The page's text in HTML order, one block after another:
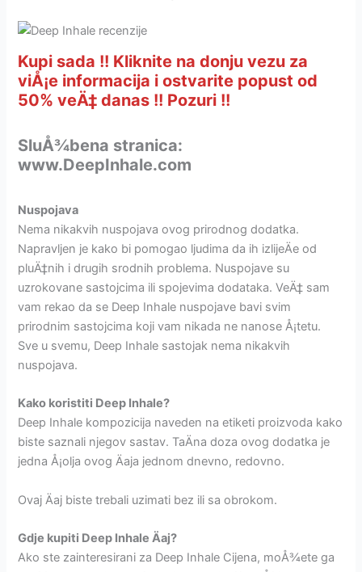
Kupi sada !! Kliknite na donju vezu za
viÅ¡e informacija i ostvarite popust od
50% veÄ‡ danas !! Pozuri !!
SluÅ¾bena stranica:
www.DeepInhale.com
Nuspojava
Nema nikakvih nuspojava ovog prirodnog dodatka.
Napravljen je kako bi pomogao ljudima da ih izlijeÄe od
pluÄ‡nih i drugih srodnih problema. Nuspojave su
uzrokovane sastojcima ili spojevima dodataka. VeÄ‡ sam
vam rekao da se Deep Inhale nuspojave bavi svim
prirodnim sastojcima koji vam nikada ne nanose Å¡tetu.
Sve u svemu, Deep Inhale sastojak nema nikakvih
nuspojava.
Kako koristiti Deep Inhale?
Deep Inhale kompozicija naveden na etiketi proizvoda kako
biste saznali njegov sastav. TaÄna doza ovog dodatka je
jedna Å¡olja ovog Äaja jednom dnevno, redovno.
Ovaj Äaj biste trebali uzimati bez ili sa obrokom.
Gdje kupiti Deep Inhale Äaj?
Ako ste zainteresirani za Deep Inhale Cijena, moÅ¾ete ga